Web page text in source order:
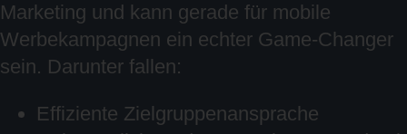
Marketing und kann gerade für mobile
Werbekampagnen ein echter Game-Changer
sein. Darunter fallen:
Effiziente Zielgruppenansprache